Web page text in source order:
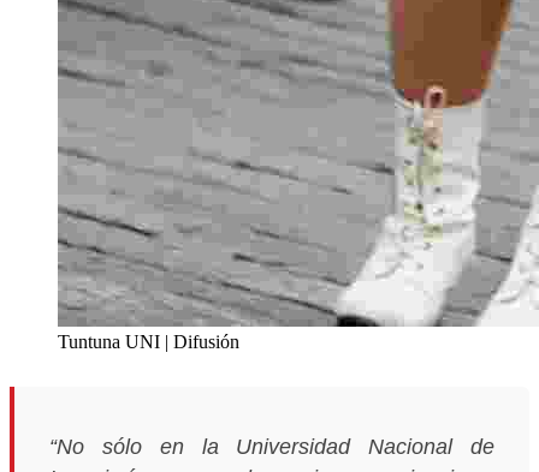
Tuntuna UNI | Difusión
“No sólo en la Universidad Nacional de